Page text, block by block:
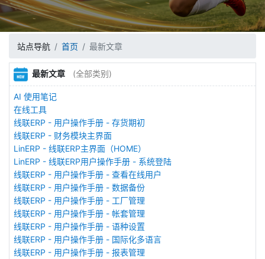
站点导航 首页 最新文章
最新文章 (全部类别)
AI 使用笔记
在线工具
线联ERP - 用户操作手册 - 存货期初
线联ERP - 财务模块主界面
LinERP - 线联ERP主界面（HOME）
LinERP - 线联ERP用户操作手册 - 系统登陆
线联ERP - 用户操作手册 - 查看在线用户
线联ERP - 用户操作手册 - 数据备份
线联ERP - 用户操作手册 - 工厂管理
线联ERP - 用户操作手册 - 帐套管理
线联ERP - 用户操作手册 - 语种设置
线联ERP - 用户操作手册 - 国际化多语言
线联ERP - 用户操作手册 - 报表管理